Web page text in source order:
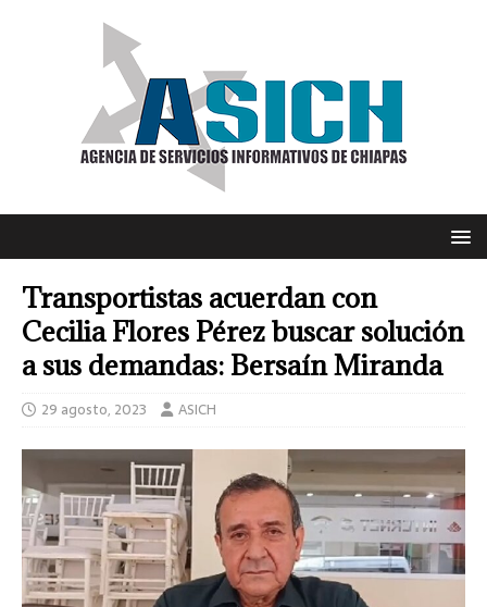
Transportistas acuerdan con
Cecilia Flores Pérez buscar solución
a sus demandas: Bersaín Miranda
29 agosto, 2023 ASICH